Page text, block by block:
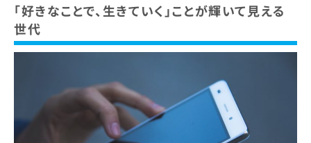
「好きなことで、生きていく」ことが輝いて見える
世代